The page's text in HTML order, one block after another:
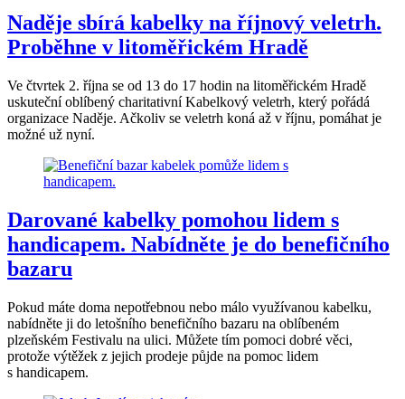
Naděje sbírá kabelky na říjnový veletrh.
Proběhne v litoměřickém Hradě
Ve čtvrtek 2. října se od 13 do 17 hodin na litoměřickém Hradě
uskuteční oblíbený charitativní Kabelkový veletrh, který pořádá
organizace Naděje. Ačkoliv se veletrh koná až v říjnu, pomáhat je
možné už nyní.
Darované kabelky pomohou lidem s
handicapem. Nabídněte je do benefičního
bazaru
Pokud máte doma nepotřebnou nebo málo využívanou kabelku,
nabídněte ji do letošního benefičního bazaru na oblíbeném
plzeňském Festivalu na ulici. Můžete tím pomoci dobré věci,
protože výtěžek z jejich prodeje půjde na pomoc lidem
s handicapem.